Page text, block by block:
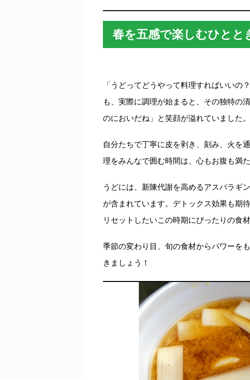
春を五感で楽しむひとと
「うどってどうやって料理すればいいの
も、実際に調理が始まると、その独特の
のにおいだね」と笑顔が溢れていました。
自分たちで丁寧に皮を剥き、刻み、火を
理をみんなで囲む時間は、心もお腹も満
うどには、新陳代謝を高めるアスパラギ
が含まれています。デトックス効果も期
リセットしたいこの時期にぴったりの食材
季節の変わり目、旬の食材からパワーを
きましょう！